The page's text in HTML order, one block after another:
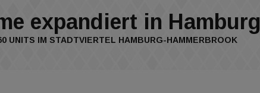
expandiert in Hamburg
UNITS IM STADTVIERTEL HAMBURG-HAMMERBROOK